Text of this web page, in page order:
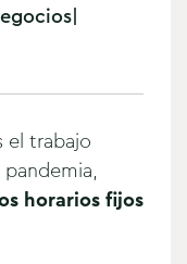
|
el trabajo
horarios fijos